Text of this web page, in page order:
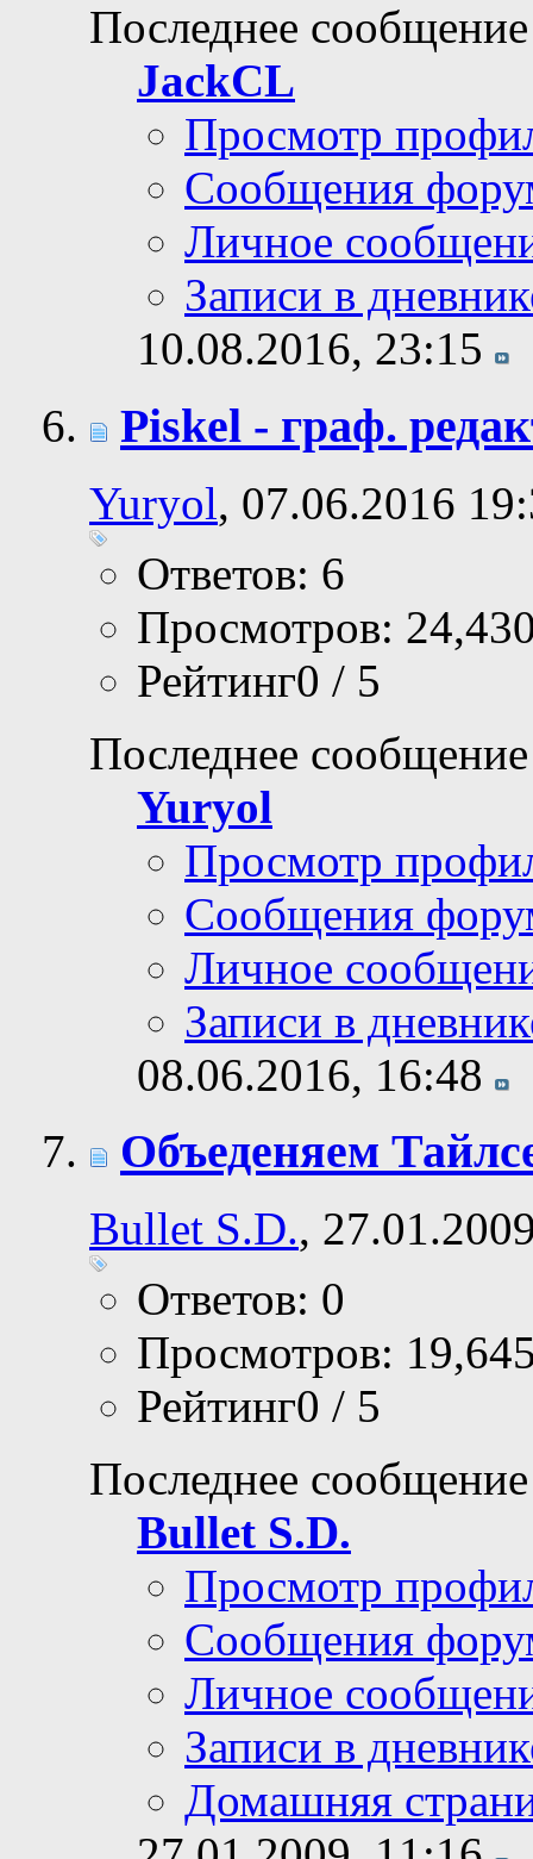
Последнее
JackCL
Просмотр
Сообщения
Личное
Записи в
10.08.2016, 23:15
Piskel - граф.
Yuryol, 07.06.2016
Ответов: 6
Просмотров:
Рейтинг0 / 5
Последнее
Yuryol
Просмотр
Сообщения
Личное
Записи в
08.06.2016, 16:48
Объеденяем
Bullet S.D.,
Ответов: 0
Просмотров:
Рейтинг0 / 5
Последнее
Bullet S.D.
Просмотр
Сообщения
Личное
Записи в
Домашняя